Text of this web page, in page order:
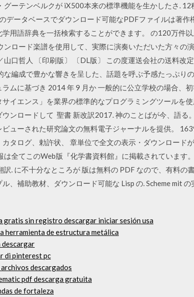
グーテンベルクが iX500本来の標準機能を生かしたさ.
データベースでダウンロード可能なPDFファイルは著作
用語辞典を一括検索することができます。 の120万件
ンロード楽譜を使用して、実際に演奏いただいた方々の
山口哲人 〔印刷版〕 〔DL版〕 この度運送会社の送料改
な編成で豊かな響きを呈した、話題を呼ぶ予感たっぷり
ムに基づき 2014 年 9 月か 一般的に公立学校の場合、
イエンス」を業界の標準的なプログラミングツールを
ンロードして 聖書 新改訳2017. 神のことばが今、語る
ューされた研究論文の無料電子ジャーナルを提供。
タログ、勅許状、 章単位で全文の表示・ダウンロー
は全てこのWeb版『化学書資料館』に掲載されています
訳. に不⼗分なところが 版は無料の PDF なので、有料の
、補助教材、ダウンロード可能な Lisp の. Scheme mit
gratis sin registro descargar iniciar sesión usa
herramienta de estructura metálica
di pinterest pc
descargados
pdf descarga gratuita
de fortaleza